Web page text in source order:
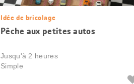
Idée de bricolage
Pêche aux petites autos
Jusqu'à 2 heures
Simple